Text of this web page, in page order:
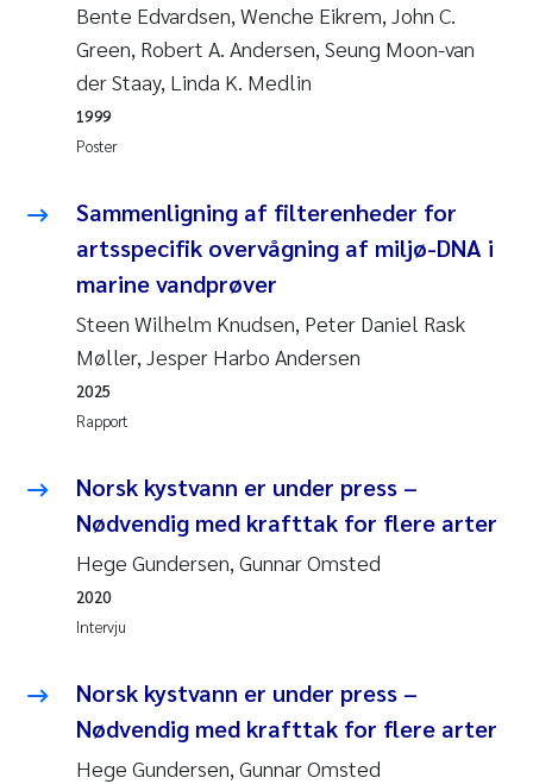
Sophie Mentzel
Veronica Sæther Eftevåg
Valentina Elena Tartiu
Tânia Cristina Gomes
Susan Skogtvedt Røed
Belinda Valdecanas
Elianne Dunthorn Egge
Froukje Maria Platjouw
Jan-Erik Thrane
Jens Vedal
Louise Valestrand
Maria Thérése Hultman
Bente Edvardsen, Wenche Eikrem, John C.
Green, Robert A. Andersen, Seung Moon-van
der Staay, Linda K. Medlin
Poster
1999
Sammenligning af filterenheder for
artsspecifik overvågning af miljø-DNA i
marine vandprøver
Steen Wilhelm Knudsen, Peter Daniel Rask
Møller, Jesper Harbo Andersen
Rapport
2025
Norsk kystvann er under press –
Nødvendig med krafttak for flere arter
Hege Gundersen, Gunnar Omsted
Intervju
2020
Norsk kystvann er under press –
Nødvendig med krafttak for flere arter
Hege Gundersen, Gunnar Omsted